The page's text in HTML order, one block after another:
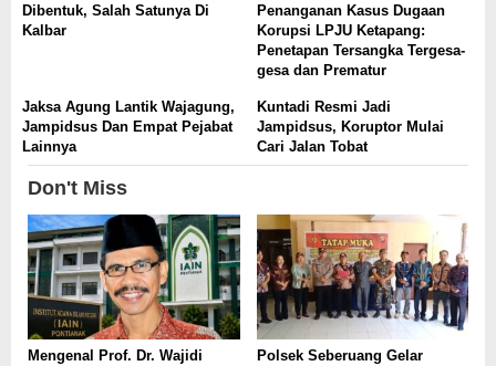
Dibentuk, Salah Satunya Di
Kalbar
Penanganan Kasus Dugaan
Korupsi LPJU Ketapang:
Penetapan Tersangka Tergesa-
gesa dan Prematur
Jaksa Agung Lantik Wajagung,
Jampidsus Dan Empat Pejabat
Lainnya
Kuntadi Resmi Jadi
Jampidsus, Koruptor Mulai
Cari Jalan Tobat
Don't Miss
Mengenal Prof. Dr. Wajidi
Polsek Seberuang Gelar